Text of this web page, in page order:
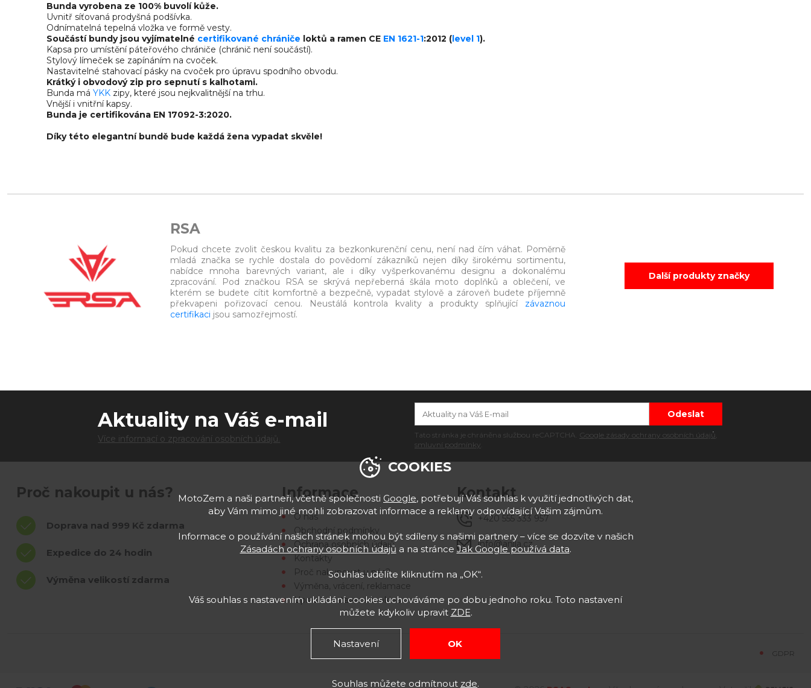
Bunda vyrobena ze 100% buvolí kůže.
Uvnitř síťovaná prodyšná podšívka.
Odnímatelná tepelná vložka ve formě vesty.
Součástí bundy jsou vyjímatelné certifikované chrániče loktů a ramen CE EN 1621-1:2012 ( level 1).
Kapsa pro umístění páteřového chrániče (chránič není součástí).
Stylový límeček se zapínáním na cvoček.
Nastavitelné stahovací pásky na cvoček pro úpravu spodního obvodu.
Krátký i obvodový zip pro sepnutí s kalhotami.
Bunda má YKK zipy, které jsou nejkvalitnější na trhu.
Vnější i vnitřní kapsy.
Bunda je certifikována EN 17092-3:2020.
Díky této elegantní bundě bude každá žena vypadat skvěle!
RSA
Pokud chcete zvolit českou kvalitu za bezkonkurenční cenu, není nad čím váhat. Poměrně
mladá značka se rychle dostala do povědomí zákazníků nejen díky širokému sortimentu,
nabídce mnoha barevných variant, ale i díky vyšperkovanému designu a dokonalému
zpracování. Pod značkou RSA se skrývá nepřeberná škála moto doplňků a oblečení, ve
kterém se budete cítit komfortně a bezpečně, vypadat stylově a zároveň budete příjemně
překvapeni pořizovací cenou. Neustálá kontrola kvality a produkty splňující závaznou
certifikaci jsou samozřejmostí.
Další produkty značky
Aktuality na Váš e-mail
Více informací o zpracování osobních údajů. Tato stránka je chráněna službou reCAPTCHA. Google zásady ochrany osobních údajů
smluvní podmínky
Proč nakoupit u nás?
Doprava nad 999 Kč zdarma
Expedice do 24 hodin
Výměna velikostí zdarma
Informace
O nás
Obchodní podmínky
Ochrana osobních údajů
Kontakty
Proč nakupovat u nás?
Výměna, vrácení, reklamace
Upravit nastavení cookies
Kontakt
+420 555 333 957
info@anila.cz
GDPR
COOKIES
MotoZem a naši partneři, včetně společnosti Google, potřebují Váš souhlas k využití jednotlivých dat,
aby Vám mimo jiné mohli zobrazovat informace a reklamy odpovídající Vašim zájmům.
Informace o používání našich stránek mohou být sdíleny s našimi partnery – více se dozvíte v našich
Zásadách ochrany osobních údajů a na stránce Jak Google používá data.
Souhlas udělíte kliknutím na „OK“.
Váš souhlas s nastavením ukládání cookies uchováváme po dobu jednoho roku. Toto nastavení
můžete kdykoliv upravit ZDE.
Nastavení OK
Souhlas můžete odmítnout zde.